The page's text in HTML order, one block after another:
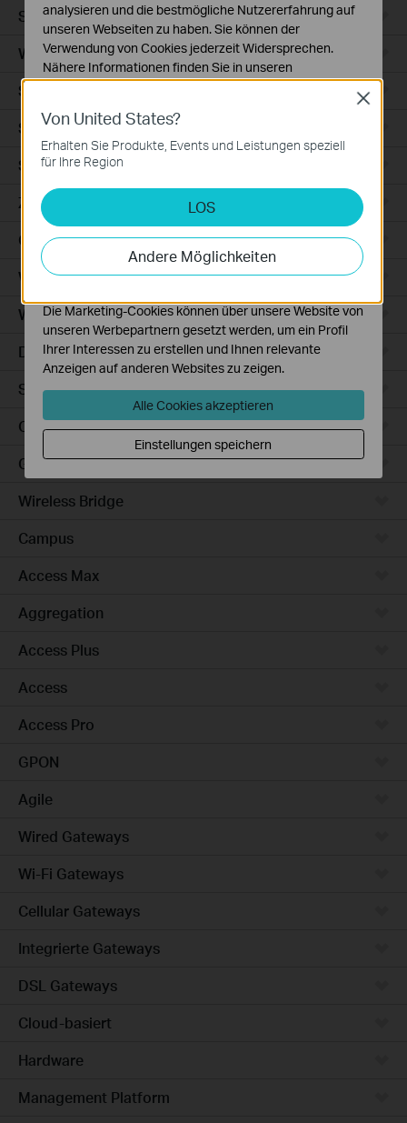
Smart Sensors
WLAN-Repeater+
Smartes Thermostat
Smart Hub
Saugroboter
Zubehör für Saugroboter
Ceiling Mount
WiFi
Wall Plate
Desktop
Switches
Outdoor
Gateways
Wireless Bridge
Campus
Access Max
Aggregation
Access Plus
Access
Access Pro
GPON
Agile
Wired Gateways
Wi-Fi Gateways
Cellular Gateways
Integrierte Gateways
DSL Gateways
Cloud-basiert
Hardware
Management Platform
Von United States?
Erhalten Sie Produkte, Events und Leistungen speziell
für Ihre Region
LOS
Andere Möglichkeiten
Close
analysieren und die bestmögliche Nutzererfahrung auf
unseren Webseiten zu haben. Sie können der
Verwendung von Cookies jederzeit Widersprechen.
Nähere Informationen finden Sie in unseren
Datenschutzhinweisen.
Notwendige Cookies
Diese Cookies sind zur Funktion der Website
erforderlich und können in Ihren Systemen nicht
Analyse- und Marketing-Cookies
Analyse-Cookies ermöglichen es uns, Ihre Aktivitäten
auf unserer Website zu analysieren, um die
Funktionsweise unserer Website zu verbessern und
Die Marketing-Cookies können über unsere Website von
unseren Werbepartnern gesetzt werden, um ein Profil
Ihrer Interessen zu erstellen und Ihnen relevante
Anzeigen auf anderen Websites zu zeigen.
Alle Cookies akzeptieren
Einstellungen speichern